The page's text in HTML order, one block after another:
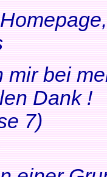
mir bei
Dank !
7)